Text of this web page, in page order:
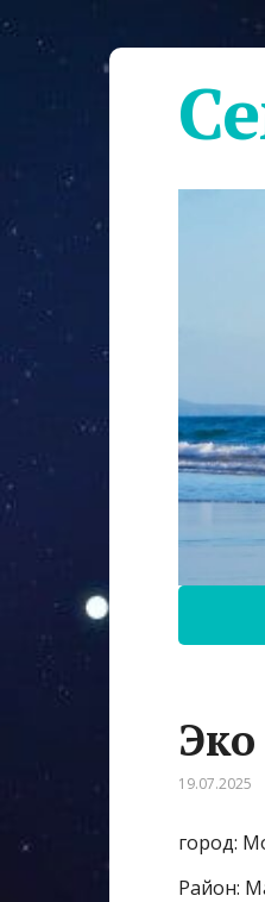
19.07.2025
город:
Район: